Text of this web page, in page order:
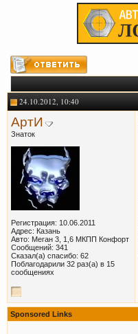
24.10.2012, 10:40
АртИ
Знаток
Регистрация: 10.06.2011
Адрес: Казань
Авто: Меган 3, 1,6 МКПП Конфорт
Сообщений: 341
Сказал(а) спасибо: 62
Поблагодарили 32 раз(а) в 15
сообщениях
Sponsored Links